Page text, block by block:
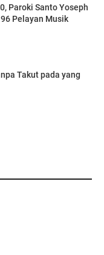
Paroki Santo Yoseph
Pelayan Musik
Takut pada yang